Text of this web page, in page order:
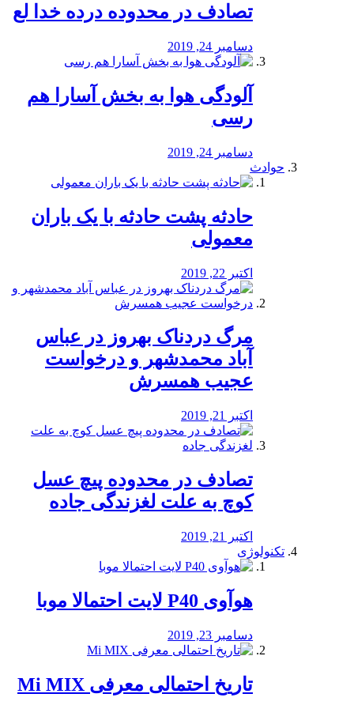
تصادف در محدوده درده خدا لع
دسامبر 24, 2019
آلودگی هوا به بخش آسارا هم
رسی
دسامبر 24, 2019
حوادث
️حادثه پشت حادثه با یک باران
معمولی
اکتبر 22, 2019
مرگ دردناک بهروز در عباس
آباد محمدشهر و درخواست
عجیب همسرش
اکتبر 21, 2019
تصادف در محدوده پیچ عسل
کوچ به علت لغزندگی جاده
اکتبر 21, 2019
تکنولوژی
هوآوی P40 لایت احتمالا موبا
دسامبر 23, 2019
تاریخ احتمالی معرفی Mi MIX